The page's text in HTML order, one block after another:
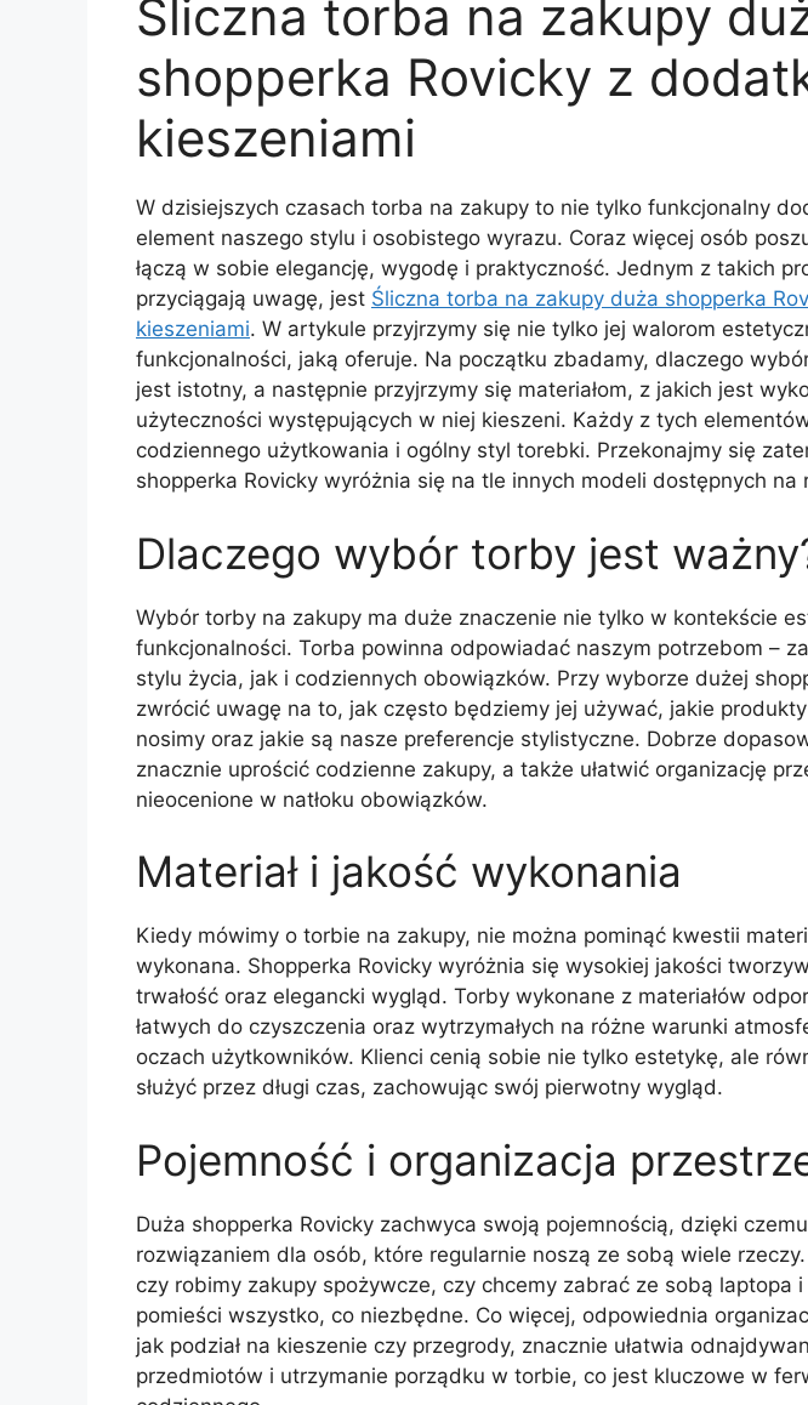
Śliczna torba na zakupy
shopperka Rovicky z
kieszeniami
W dzisiejszych czasach torba na zakupy to nie tylko funkcjonalny
element naszego stylu i osobistego wyrazu. Coraz więcej osób
łączą w sobie elegancję, wygodę i praktyczność. Jednym z takich
przyciągają uwagę, jest Śliczna torba na zakupy duża shopperka
kieszeniami. W artykule przyjrzymy się nie tylko jej walorom
funkcjonalności, jaką oferuje. Na początku zbadamy, dlaczego
jest istotny, a następnie przyjrzymy się materiałom, z jakich jest
użyteczności występujących w niej kieszeni. Każdy z tych
codziennego użytkowania i ogólny styl torebki. Przekonajmy się
shopperka Rovicky wyróżnia się na tle innych modeli dostępnych na
Dlaczego wybór torby jest
Wybór torby na zakupy ma duże znaczenie nie tylko w kontekście
funkcjonalności. Torba powinna odpowiadać naszym potrzebom –
stylu życia, jak i codziennych obowiązków. Przy wyborze dużej
zwrócić uwagę na to, jak często będziemy jej używać, jakie
nosimy oraz jakie są nasze preferencje stylistyczne. Dobrze
znacznie uprościć codzienne zakupy, a także ułatwić organizację
nieocenione w natłoku obowiązków.
Materiał i jakość wykonania
Kiedy mówimy o torbie na zakupy, nie można pominąć kwestii
wykonana. Shopperka Rovicky wyróżnia się wysokiej jakości
trwałość oraz elegancki wygląd. Torby wykonane z materiałów
łatwych do czyszczenia oraz wytrzymałych na różne warunki
oczach użytkowników. Klienci cenią sobie nie tylko estetykę, ale
służyć przez długi czas, zachowując swój pierwotny wygląd.
Pojemność i organizacja
Duża shopperka Rovicky zachwyca swoją pojemnością, dzięki
rozwiązaniem dla osób, które regularnie noszą ze sobą wiele
czy robimy zakupy spożywcze, czy chcemy zabrać ze sobą laptopa
pomieści wszystko, co niezbędne. Co więcej, odpowiednia
jak podział na kieszenie czy przegrody, znacznie ułatwia
przedmiotów i utrzymanie porządku w torbie, co jest kluczowe w